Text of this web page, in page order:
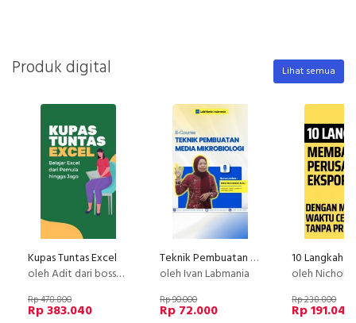
Produk digital Lihat semua
Kupas Tuntas Excel
oleh Adit dari bossexcel
Rp 478.800
Rp 383.040
Teknik Pembuatan Media Mikrobiologi
oleh Ivan Labmania
Rp 90.000
Rp 72.000
oleh
Rp 238.800
Rp 191.040